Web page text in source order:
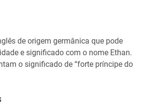
de origem germânica que pode
e significado com o nome Ethan.
o significado de “forte príncipe do